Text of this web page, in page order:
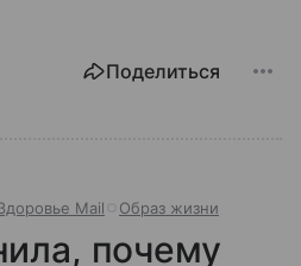
Поделиться
Mail Образ жизни
почему